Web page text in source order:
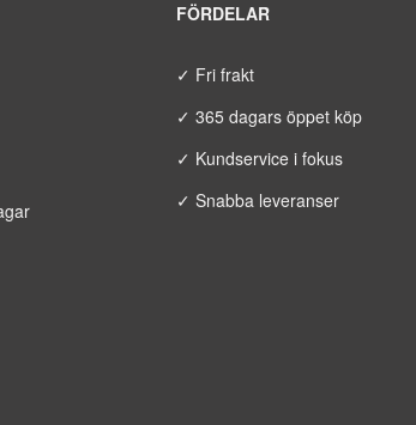
FÖRDELAR
✓ Fri frakt
✓ 365 dagars öppet köp
✓ Kundservice i fokus
✓ Snabba leveranser